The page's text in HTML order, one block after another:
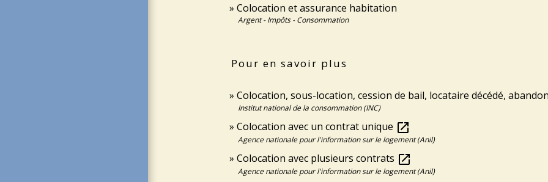
Colocation et assurance habitation
Argent - Impôts - Consommation
Pour en savoir plus
Colocation, sous-location, cession de bail, locataire décédé,
Institut national de la consommation (INC)
Colocation avec un contrat unique open_in_new
Agence nationale pour l'information sur le logement (Anil)
Colocation avec plusieurs contrats open_in_new
Agence nationale pour l'information sur le logement (Anil)